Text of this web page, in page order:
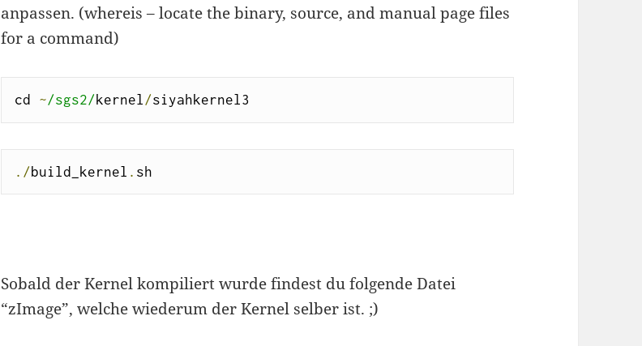
anpassen. (whereis – locate the binary, source, and manual page files
for a command)
cd ~/sgs2/kernel/siyahkernel3
./build_kernel . sh
Sobald der Kernel kompiliert wurde findest du folgende Datei
“zImage”, welche wiederum der Kernel selber ist. ;)